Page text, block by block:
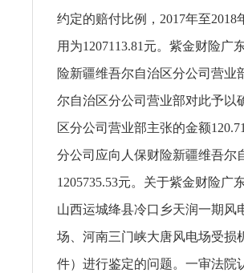
约定的赔付比例，2017年至
用为1207113.81元。紫金财险广
险新疆维吾尔自治区分公司营业
尔自治区分公司营业部对此予以
区分公司营业部主张的金额
分公司应向人保财险新疆维吾尔
1205735.53元。关于紫金财险
山西运城绛县冷口乡天润一期风
场、河南三门峡大唐风电场受损
件）进行鉴定的问题。一审法院